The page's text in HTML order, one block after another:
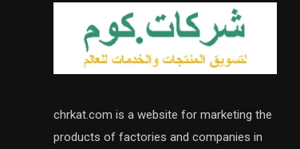
chrkat.com is a website for marketing the
products of factories and companies in